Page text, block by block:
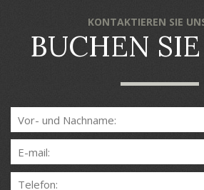
KONTAKTIEREN SIE
BUCHEN